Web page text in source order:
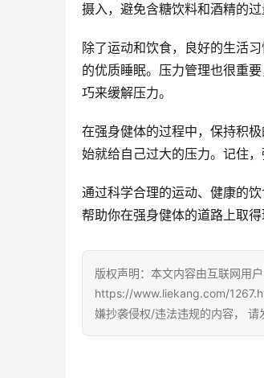
摄入，避免含糖饮料和酒精的过
除了运动和饮食，良好的生活
的优质睡眠。压力管理也很重
巧来缓解压力。
在强身健体的过程中，保持积
始就给自己过大的压力。记住
通过科学合理的运动、健康的
帮助你在强身健体的道路上取得
版权声明：本文内容由互联网用
https://www.liekang.com/
嫌抄袭侵权/违法违规的内容， 请